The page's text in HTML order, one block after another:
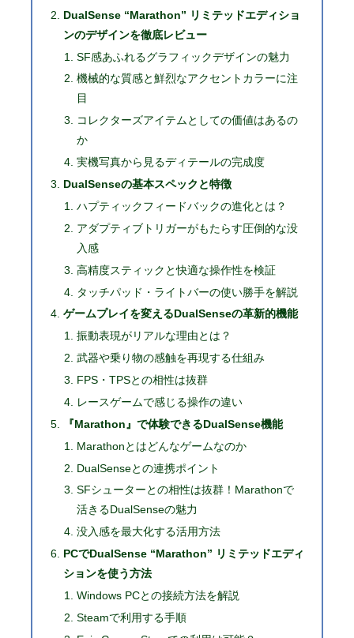
DualSense “Marathon” リミテッドエディショ
ンのデザインを徹底レビュー
SF感あふれるグラフィックデザインの魅力
機械的な質感と鮮烈なアクセントカラーに注
目
コレクターズアイテムとしての価値はあるの
か
実機写真から見るディテールの完成度
DualSenseの基本スペックと特徴
ハプティックフィードバックの進化とは？
アダプティブトリガーがもたらす圧倒的な没
入感
高精度スティックと快適な操作性を検証
タッチパッド・ライトバーの使い勝手を解説
ゲームプレイを変えるDualSenseの革新的機能
振動表現がリアルな理由とは？
武器や乗り物の感触を再現する仕組み
FPS・TPSとの相性は抜群
レースゲームで感じる操作の違い
『Marathon』で体験できるDualSense機能
Marathonとはどんなゲームなのか
DualSenseとの連携ポイント
SFシューターとの相性は抜群！Marathonで
活きるDualSenseの魅力
没入感を最大化する活用方法
PCでDualSense “Marathon” リミテッドエディ
ションを使う方法
Windows PCとの接続方法を解説
Steamで利用する手順